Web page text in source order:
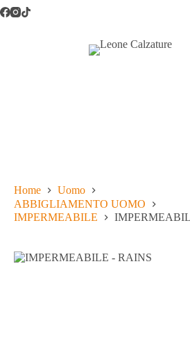
Salta
al
Home
Uomo
ABBIGLIAMENTO UOMO
IMPERMEABILE